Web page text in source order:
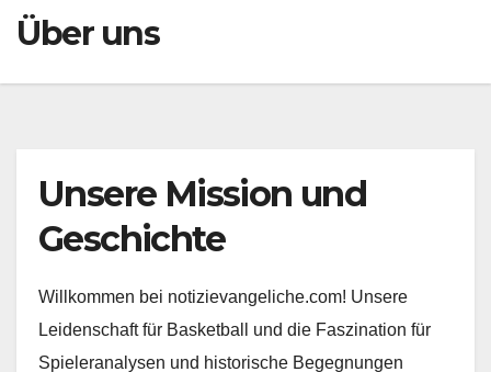
Über uns
Unsere Mission und
Geschichte
Willkommen bei notizievangeliche.com! Unsere
Leidenschaft für Basketball und die Faszination für
Spieleranalysen und historische Begegnungen